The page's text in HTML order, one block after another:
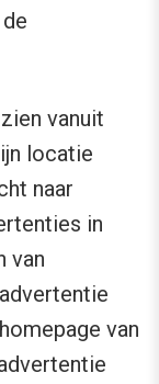
vanuit
locatie
naar
in
van
van